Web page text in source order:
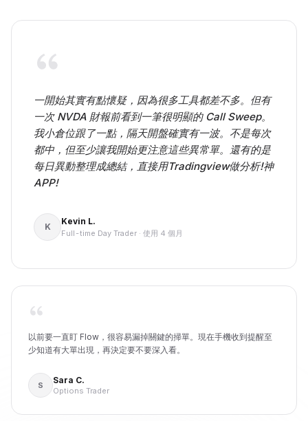
一開始其實有點懷疑，因為很多工具都差不多。但有
一次 NVDA 財報前看到一筆很明顯的 Call Sweep。
我小倉位跟了一點，隔天開盤確實有一波。不是每次
都中，但至少讓我開始更注意這些異常單。還有的是
每日異動整理成總結，直接用Tradingview做分析!神
APP!
K
Kevin L.
Full-time Day Trader · 使用 4 個月
以前要一直盯 Flow，很容易漏掉關鍵的掃單。現在手機收到提醒至
少知道有大單出現，再決定要不要深入看。
S
Sara C.
Options Trader